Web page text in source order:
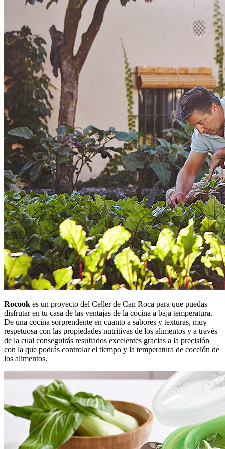
Rocook es un proyecto del Celler de Can Roca para que puedas
disfrutar en tu casa de las ventajas de la cocina a baja temperatura.
De una cocina sorprendente en cuanto a sabores y texturas, muy
respetuosa con las propiedades nutritivas de los alimentos y a través
de la cual conseguirás resultados excelentes gracias a la precisión
con la que podrás controlar el tiempo y la temperatura de cocción de
los alimentos.